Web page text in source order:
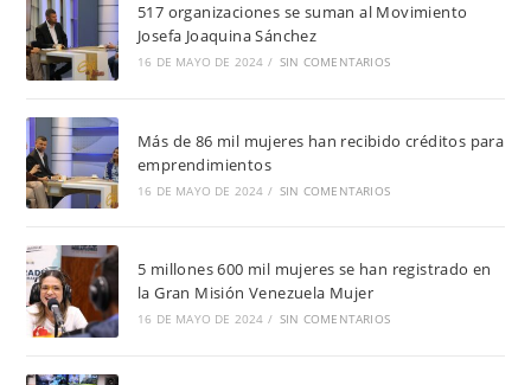
517 organizaciones se suman al Movimiento
Josefa Joaquina Sánchez
16 DE MAYO DE 2024 / SIN COMENTARIOS
Más de 86 mil mujeres han recibido créditos para
emprendimientos
16 DE MAYO DE 2024 / SIN COMENTARIOS
5 millones 600 mil mujeres se han registrado en
la Gran Misión Venezuela Mujer
16 DE MAYO DE 2024 / SIN COMENTARIOS